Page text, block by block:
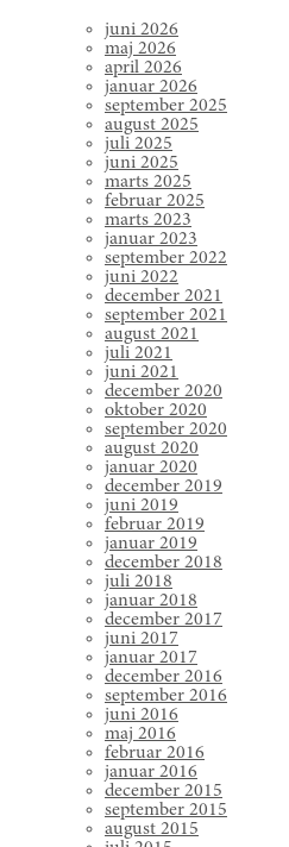
juni 2026
maj 2026
april 2026
januar 2026
september 2025
august 2025
juli 2025
juni 2025
marts 2025
februar 2025
marts 2023
januar 2023
september 2022
juni 2022
december 2021
september 2021
august 2021
juli 2021
juni 2021
december 2020
oktober 2020
september 2020
august 2020
januar 2020
december 2019
juni 2019
februar 2019
januar 2019
december 2018
juli 2018
januar 2018
december 2017
juni 2017
januar 2017
december 2016
september 2016
juni 2016
maj 2016
februar 2016
januar 2016
december 2015
september 2015
august 2015